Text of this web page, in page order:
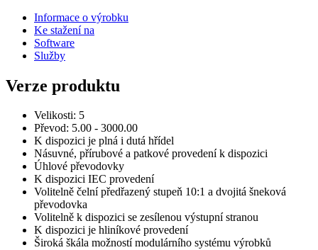
Informace o výrobku
Ke stažení na
Software
Služby
Verze produktu
Velikosti: 5
Převod: 5.00 - 3000.00
K dispozici je plná i dutá hřídel
Násuvné, přírubové a patkové provedení k dispozici
Úhlové převodovky
K dispozici IEC provedení
Volitelně čelní předřazený stupeň 10:1 a dvojitá šneková
převodovka
Volitelně k dispozici se zesílenou výstupní stranou
K dispozici je hliníkové provedení
Široká škála možností modulárního systému výrobků